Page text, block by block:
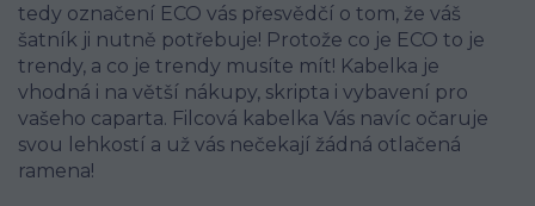
tedy označení ECO vás přesvědčí o tom, že váš
šatník ji nutně potřebuje! Protože co je ECO to je
trendy, a co je trendy musíte mít! Kabelka je
vhodná i na větší nákupy, skripta i vybavení pro
vašeho caparta. Filcová kabelka Vás navíc očaruje
svou lehkostí a už vás nečekají žádná otlačená
ramena!